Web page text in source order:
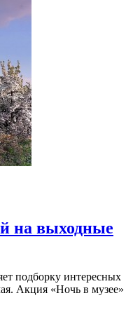
на выходные
подборку интересных
Акция «Ночь в музее»